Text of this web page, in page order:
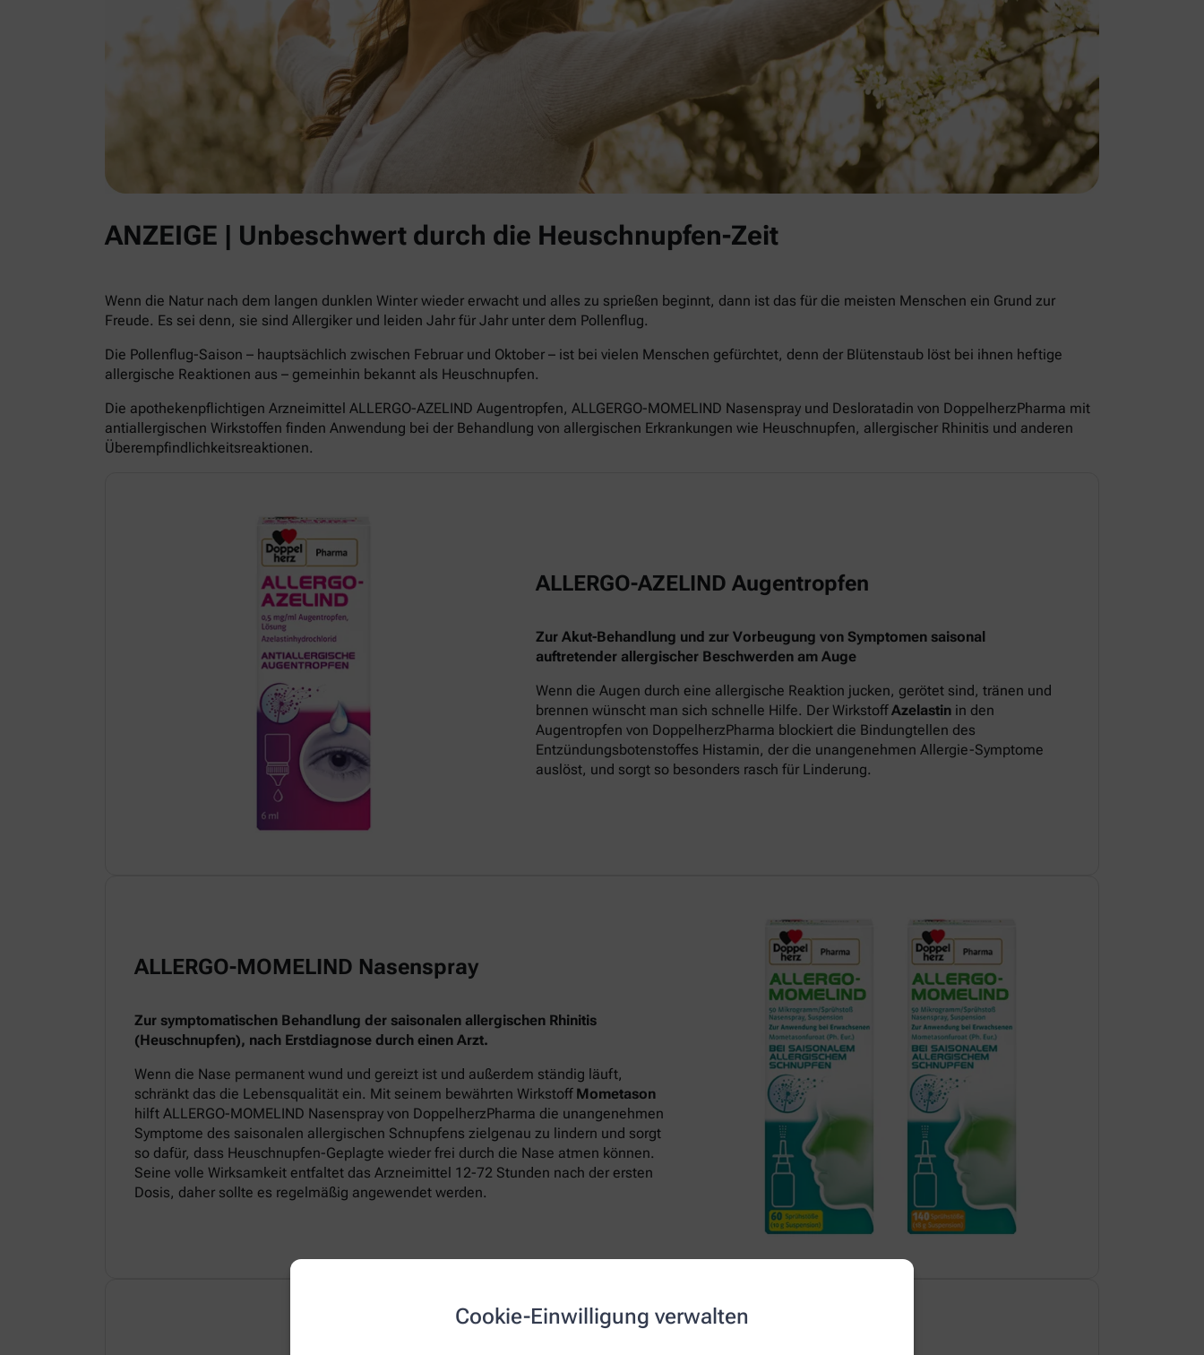
Cookie-Einwilligung verwalten
ANZEIGE | Unbeschwert durch die Heuschnupfen-Zeit
Wenn die Natur nach dem langen dunklen Winter wieder erwacht und alles zu sprießen beginnt, dann ist das für die meisten Menschen ein Grund zur
Freude. Es sei denn, sie sind Allergiker und leiden Jahr für Jahr unter dem Pollenflug.
Die Pollenflug-Saison – hauptsächlich zwischen Februar und Oktober – ist bei vielen Menschen gefürchtet, denn der Blütenstaub löst bei ihnen heftige
allergische Reaktionen aus – gemeinhin bekannt als Heuschnupfen.
Die apothekenpflichtigen Arzneimittel ALLERGO-AZELIND Augentropfen, ALLGERGO-MOMELIND Nasenspray und Desloratadin von DoppelherzPharma mit
antiallergischen Wirkstoffen finden Anwendung bei der Behandlung von allergischen Erkrankungen wie Heuschnupfen, allergischer Rhinitis und anderen
Überempfindlichkeitsreaktionen.
ALLERGO-AZELIND Augentropfen
Zur Akut-Behandlung und zur Vorbeugung von Symptomen saisonal
auftretender allergischer Beschwerden am Auge
Wenn die Augen durch eine allergische Reaktion jucken, gerötet sind, tränen und
brennen wünscht man sich schnelle Hilfe. Der WirkstoffAzelastin in den
Augentropfen von DoppelherzPharma blockiert die Bindungtellen des
Entzündungsbotenstoffes Histamin, der die unangenehmen Allergie-Symptome
auslöst, und sorgt so besonders rasch für Linderung.
ALLERGO-MOMELIND Nasenspray
Zur symptomatischen Behandlung der saisonalen allergischen Rhinitis
(Heuschnupfen), nach Erstdiagnose durch einen Arzt.
Wenn die Nase permanent wund und gereizt ist und außerdem ständig läuft,
schränkt das die Lebensqualität ein. Mit seinem bewährten Wirkstoff Mometason
hilft ALLERGO-MOMELIND Nasenspray von DoppelherzPharma die unangenehmen
Symptome des saisonalen allergischen Schnupfens zielgenau zu lindern und sorgt
so dafür, dass Heuschnupfen-Geplagte wieder frei durch die Nase atmen können.
Seine volle Wirksamkeit entfaltet das Arzneimittel 12-72 Stunden nach der ersten
Dosis, daher sollte es regelmäßig angewendet werden.